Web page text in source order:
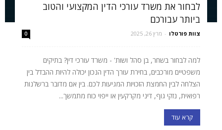
לבחור את משרד עורכי הדין המקצועי והטוב
ביותר עבורכם
צוות פורטלו - מרץ 26, 2025 0
למה לבחור בשחר, בן סהל ושות' - משרד עורכי דין? בתיקים
משפטיים מורכבים, בחירת עורך הדין הנכון יכולה להיות ההבדל בין
הצלחה לבין החמצת הזכויות המגיעות לכם. בין אם מדובר ברשלנות
רפואית, נזקי גוף, דיני מקרקעין או ייפוי כוח מתמשך...
קרא עוד